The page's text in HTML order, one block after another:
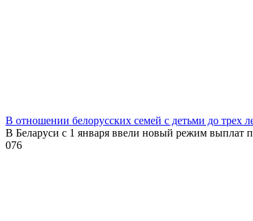
В отношении белорусских семей с детьми до трех
В Беларуси с 1 января ввели новый режим выплат
076